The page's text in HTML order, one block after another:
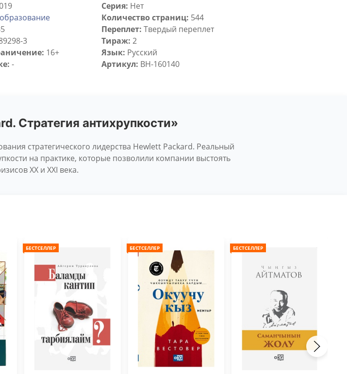
Серия: Нет
Количество страниц: 544
Переплет: Твердый переплет
3 Тираж: 2
16+ Язык: Русский
- Артикул: BH-160140
Стратегия антихрупкости»
стратегического лидерства Hewlett Packard. Реальный
на практике, которые позволили компании выстоять
XX и XXI века.
БЕСТСЕЛЛЕР БЕСТСЕЛЛЕР БЕСТСЕЛЛЕР